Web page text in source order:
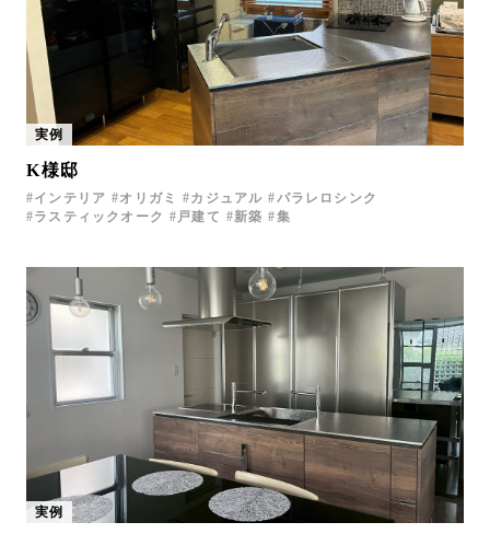
実例
K様邸
インテリア オリガミ カジュアル
パラレロシンク
ラスティックオーク
戸建て 新築 集
実例